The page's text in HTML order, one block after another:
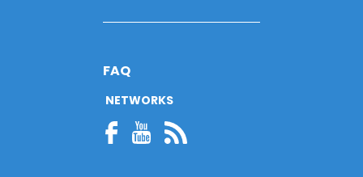
FAQ
NETWORKS